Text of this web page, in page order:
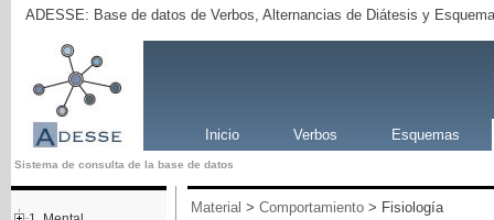
ADESSE: Base de datos de Verbos, Alternancias de Diátesis y
Inicio Verbos Esquemas
Sistema de consulta de la base de datos
Material > Comportamiento> Fisiología